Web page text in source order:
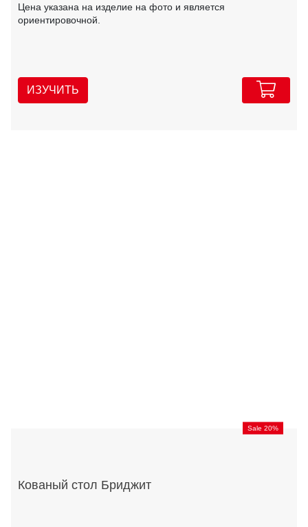
Цена указана на изделие на фото и является
ориентировочной.
ИЗУЧИТЬ
Sale 20%
Кованый стол Бриджит